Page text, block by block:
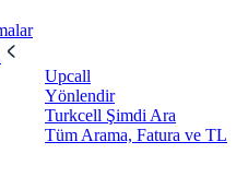
Upcall
Yönlendir
Turkcell Şimdi Ara
Tüm Arama, Fatura ve TL